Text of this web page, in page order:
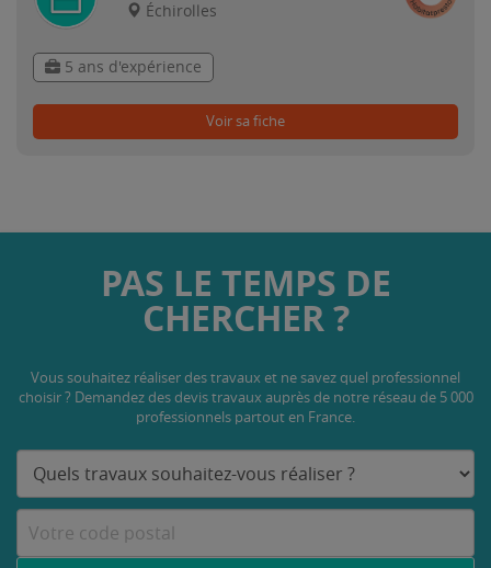
Échirolles
5 ans d'expérience
Voir sa fiche
PAS LE TEMPS DE
CHERCHER ?
Vous souhaitez réaliser des travaux et ne savez quel professionnel
choisir ? Demandez des devis travaux auprès de notre réseau de 5 000
professionnels partout en France.